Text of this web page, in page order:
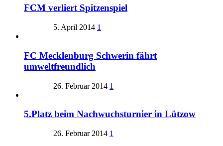
FCM verliert Spitzenspiel
5. April 2014 1
FC Mecklenburg Schwerin fährt
umweltfreundlich
26. Februar 2014 1
5.Platz beim Nachwuchsturnier in Lützow
26. Februar 2014 1